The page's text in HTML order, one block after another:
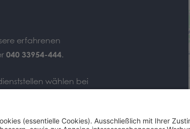
erfahrenen
040 33954-444.
wählen bei